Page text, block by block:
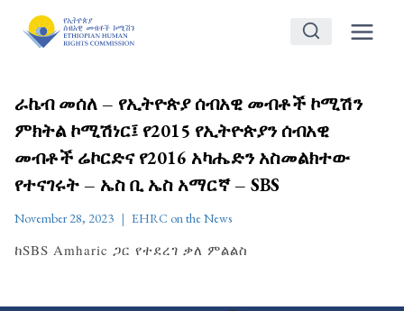
ራኬብ መሰለ – የኢትዮጵያ ሰብአዊ መብቶች ኮሚሽን
ምክትል ኮሚሽነር፤ የ2015 የኢትዮጵያን ሰብአዊ
መብቶች ሬኮርድና የ2016 አካሔድን አስመልክተው
የተናገሩት – ኤስ ቢ ኤስ አማርኛ – SBS
November 28, 2023 EHRC on the News
ከSBS Amharic ጋር የተደረገ ቃለ ምልልስ